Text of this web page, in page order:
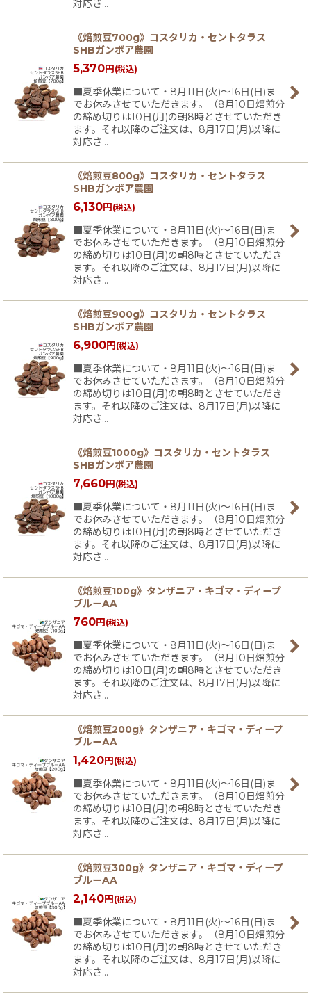
対応さ…
《焙煎豆700g》コスタリカ・セントタラス
SHBガンボア農園
5,370円(税込)
■夏季休業について・8月11日(火)〜16日(日)ま
でお休みさせていただきます。（8月10日焙煎分
の締め切りは10日(月)の朝8時とさせていただき
ます。それ以降のご注文は、8月17日(月)以降に
対応さ…
《焙煎豆800g》コスタリカ・セントタラス
SHBガンボア農園
6,130円(税込)
■夏季休業について・8月11日(火)〜16日(日)ま
でお休みさせていただきます。（8月10日焙煎分
の締め切りは10日(月)の朝8時とさせていただき
ます。それ以降のご注文は、8月17日(月)以降に
対応さ…
《焙煎豆900g》コスタリカ・セントタラス
SHBガンボア農園
6,900円(税込)
■夏季休業について・8月11日(火)〜16日(日)ま
でお休みさせていただきます。（8月10日焙煎分
の締め切りは10日(月)の朝8時とさせていただき
ます。それ以降のご注文は、8月17日(月)以降に
対応さ…
《焙煎豆1000g》コスタリカ・セントタラス
SHBガンボア農園
7,660円(税込)
■夏季休業について・8月11日(火)〜16日(日)ま
でお休みさせていただきます。（8月10日焙煎分
の締め切りは10日(月)の朝8時とさせていただき
ます。それ以降のご注文は、8月17日(月)以降に
対応さ…
《焙煎豆100g》タンザニア・キゴマ・ディープ
ブルーAA
760円(税込)
■夏季休業について・8月11日(火)〜16日(日)ま
でお休みさせていただきます。（8月10日焙煎分
の締め切りは10日(月)の朝8時とさせていただき
ます。それ以降のご注文は、8月17日(月)以降に
対応さ…
《焙煎豆200g》タンザニア・キゴマ・ディープ
ブルーAA
1,420円(税込)
■夏季休業について・8月11日(火)〜16日(日)ま
でお休みさせていただきます。（8月10日焙煎分
の締め切りは10日(月)の朝8時とさせていただき
ます。それ以降のご注文は、8月17日(月)以降に
対応さ…
《焙煎豆300g》タンザニア・キゴマ・ディープ
ブルーAA
2,140円(税込)
■夏季休業について・8月11日(火)〜16日(日)ま
でお休みさせていただきます。（8月10日焙煎分
の締め切りは10日(月)の朝8時とさせていただき
ます。それ以降のご注文は、8月17日(月)以降に
対応さ…